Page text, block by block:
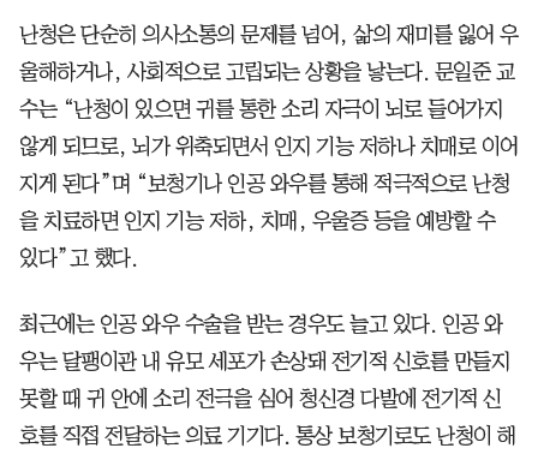
난청은 단순히 의사소통의 문제를 넘어, 삶의 재미를 잃어 우
울해하거나, 사회적으로 고립되는 상황을 낳는다. 문일준 교
수는 “난청이 있으면 귀를 통한 소리 자극이 뇌로 들어가지
않게 되므로, 뇌가 위축되면서 인지 기능 저하나 치매로 이어
지게 된다”며 “보청기나 인공 와우를 통해 적극적으로 난청
을 치료하면 인지 기능 저하, 치매, 우울증 등을 예방할 수
있다”고 했다.
최근에는 인공 와우 수술을 받는 경우도 늘고 있다. 인공 와
우는 달팽이관 내 유모 세포가 손상돼 전기적 신호를 만들지
못할 때 귀 안에 소리 전극을 심어 청신경 다발에 전기적 신
호를 직접 전달하는 의료 기기다. 통상 보청기로도 난청이 해